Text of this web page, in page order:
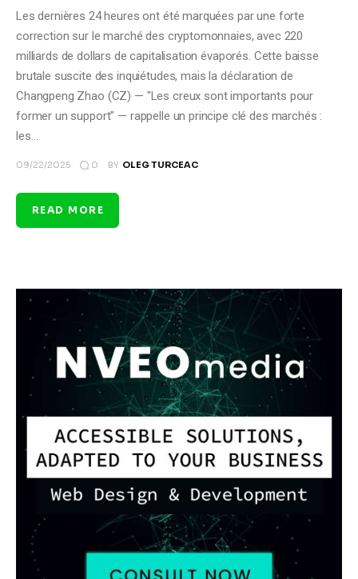
Les dernières 24 heures ont été marquées par une forte
correction sur le marché des cryptomonnaies, avec 220
milliards de dollars de capitalisation évaporés. Cette baisse
brutale suscite des inquiétudes, mais la déclaration de
Changpeng Zhao (CZ) — "Les creux sont importants pour
former un support" — rappelle un principe clé des marchés :
les…
09/22/2025 0 BY OLEG TURCEAC
READ MORE